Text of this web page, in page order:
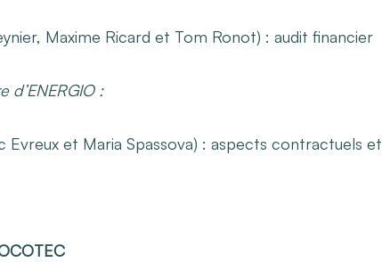
Maxime Ricard et Tom Ronot) : audit financier
d’ENERGIO :
Evreux et Maria Spassova) : aspects contractuels et